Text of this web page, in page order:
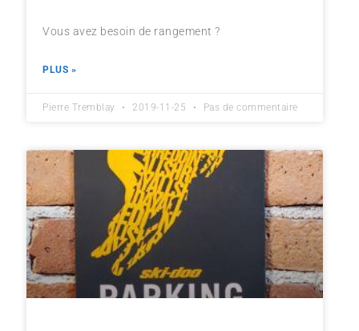
Vous avez besoin de rangement ?
PLUS »
Pierre Tremblay 2019-11-25 Pas de commentaire